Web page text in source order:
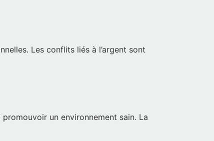
Les conflits liés à l’argent sont
un environnement sain. La